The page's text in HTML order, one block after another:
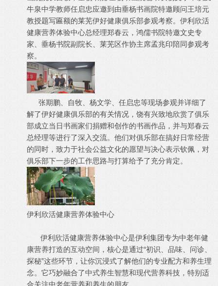
牛泉中学教师任启忠应邀到由垂杨书画院特邀顾问王培元
教授题写匾额的莱芜伊好健康俱乐部参观考察。伊利欣活
健康营养体验中心总经理郑春云，鸿儒书院特邀文史专
家、垂杨书院副院长、莱芜区作协主席孟兆印陪同参观考
察。
张期鹏、自牧、杨文学、任启忠等现场参观并详细了
解了伊好健康俱乐部的有关情况，饶有兴致地欣赏了俱乐
部成立当日书画家们捐赠和创作的书画作品，并与郑春云
总经理等进行了深入交流。他们对俱乐部在搞好日常经营
的同时，致力于社会公益文化的愿望与决心表示钦佩，对
俱乐部下一步的工作思路与打算给予了充分肯定。
伊利欣活健康营养体验中心
伊利欣活健康营养体验中心是伊利集团专为中老年健
康营养打造的互动空间，核心是通过“初识、品味、问诊、
探秘”这些环节，让你沉浸式了解他们的专业配方和养生理
念。它巧妙融合了中式养生智慧和现代营养科技，特别适
合关注中老年营养和养生的朋友。